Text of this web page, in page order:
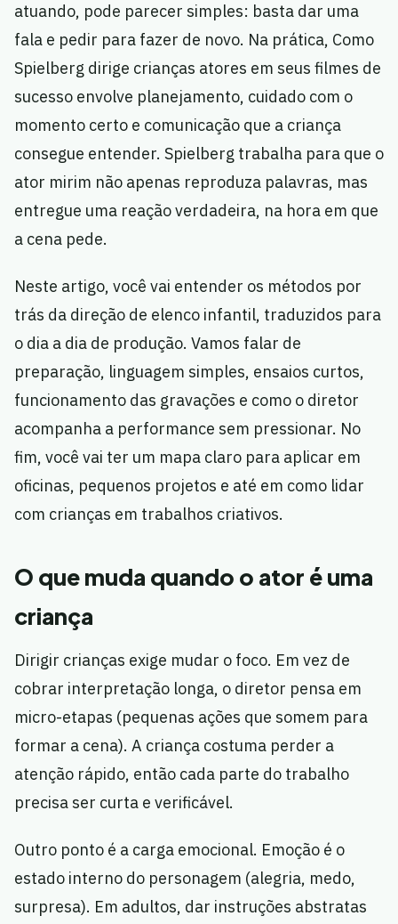
atuando, pode parecer simples: basta dar uma
fala e pedir para fazer de novo. Na prática, Como
Spielberg dirige crianças atores em seus filmes de
sucesso envolve planejamento, cuidado com o
momento certo e comunicação que a criança
consegue entender. Spielberg trabalha para que o
ator mirim não apenas reproduza palavras, mas
entregue uma reação verdadeira, na hora em que
a cena pede.
Neste artigo, você vai entender os métodos por
trás da direção de elenco infantil, traduzidos para
o dia a dia de produção. Vamos falar de
preparação, linguagem simples, ensaios curtos,
funcionamento das gravações e como o diretor
acompanha a performance sem pressionar. No
fim, você vai ter um mapa claro para aplicar em
oficinas, pequenos projetos e até em como lidar
com crianças em trabalhos criativos.
O que muda quando o ator é uma
criança
Dirigir crianças exige mudar o foco. Em vez de
cobrar interpretação longa, o diretor pensa em
micro-etapas (pequenas ações que somem para
formar a cena). A criança costuma perder a
atenção rápido, então cada parte do trabalho
precisa ser curta e verificável.
Outro ponto é a carga emocional. Emoção é o
estado interno do personagem (alegria, medo,
surpresa). Em adultos, dar instruções abstratas